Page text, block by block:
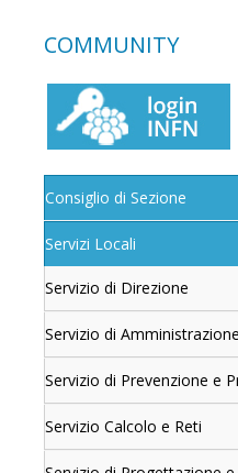
COMMUNITY
Consiglio di Sezione
Servizi Locali
Servizio di Direzione
Servizio di Amministrazione
Servizio di Prevenzione e
Servizio Calcolo e Reti